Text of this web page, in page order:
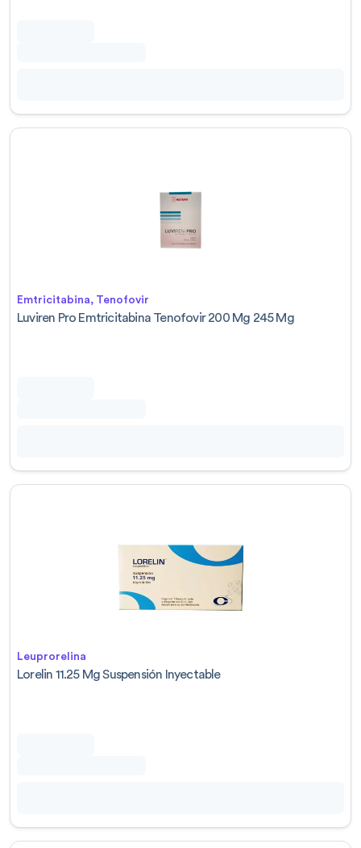
Emtricitabina, Tenofovir
Luviren Pro Emtricitabina Tenofovir 200 Mg 245 Mg
Leuprorelina
Lorelin 11.25 Mg Suspensión Inyectable